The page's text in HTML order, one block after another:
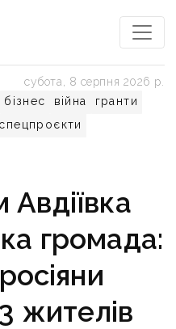
бізнес війна
гранти
спецпроєкти
субота, 8 серпня 2026 р.
Авдіївка
громада:
жителів